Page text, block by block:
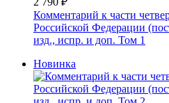
Комментарий к части
Российской Федерации
изд., испр. и доп. Том 1
Новинка